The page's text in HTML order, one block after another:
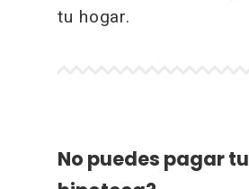
tu hogar.
No puedes pagar tu